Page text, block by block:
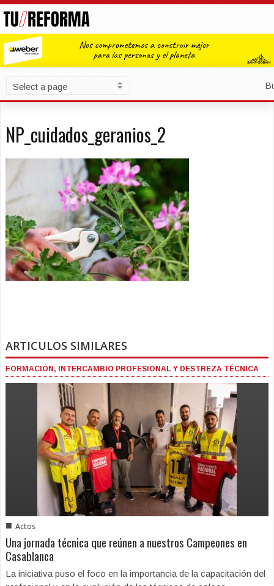
NP_cuidados_geranios_2
ARTICULOS SIMILARES
FORMACIÓN, INTERCAMBIO PROFESIONAL Y DESTREZA TÉCNICA
■ Actos
Una jornada técnica que reúnen a nuestros Campeones en
Casablanca
La iniciativa puso el foco en la importancia de la capacitación del